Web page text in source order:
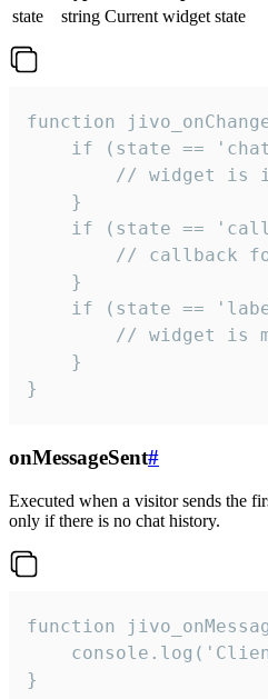
state
string Current widget state
function
if (state ==
// widget is
    }
if (state ==
// callback
    }
if (state ==
// widget is
    }
}
onMessageSent#
Executed when a visitor sends the
only if there is no chat history.
function
}